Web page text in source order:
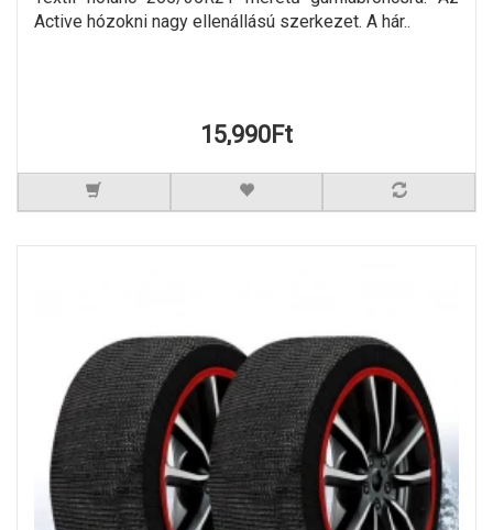
Active hózokni nagy ellenállású szerkezet. A hár..
15,990Ft